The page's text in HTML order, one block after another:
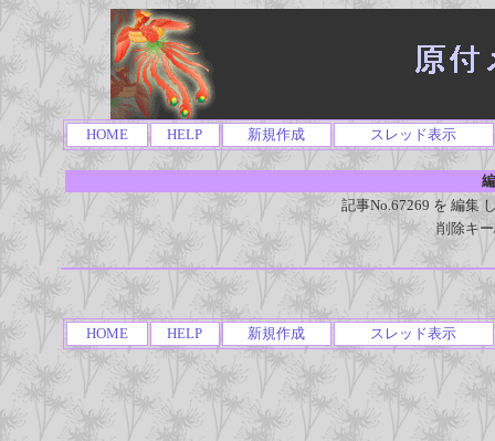
HOME HELP 新規作成 スレッド表示
記事No.67269 を 編集
削除キ
HOME HELP 新規作成 スレッド表示